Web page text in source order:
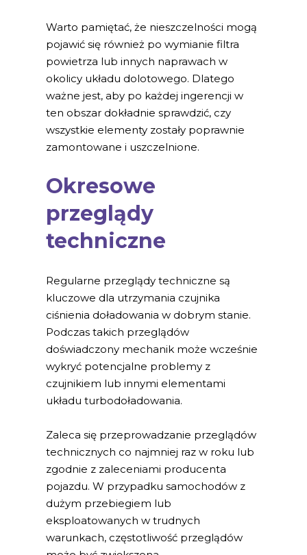
Warto pamiętać, że nieszczelności mogą
pojawić się również po wymianie filtra
powietrza lub innych naprawach w
okolicy układu dolotowego. Dlatego
ważne jest, aby po każdej ingerencji w
ten obszar dokładnie sprawdzić, czy
wszystkie elementy zostały poprawnie
zamontowane i uszczelnione.
Okresowe
przeglądy
techniczne
Regularne przeglądy techniczne są
kluczowe dla utrzymania czujnika
ciśnienia doładowania w dobrym stanie.
Podczas takich przeglądów
doświadczony mechanik może wcześnie
wykryć potencjalne problemy z
czujnikiem lub innymi elementami
układu turbodoładowania.
Zaleca się przeprowadzanie przeglądów
technicznych co najmniej raz w roku lub
zgodnie z zaleceniami producenta
pojazdu. W przypadku samochodów z
dużym przebiegiem lub
eksploatowanych w trudnych
warunkach, częstotliwość przeglądów